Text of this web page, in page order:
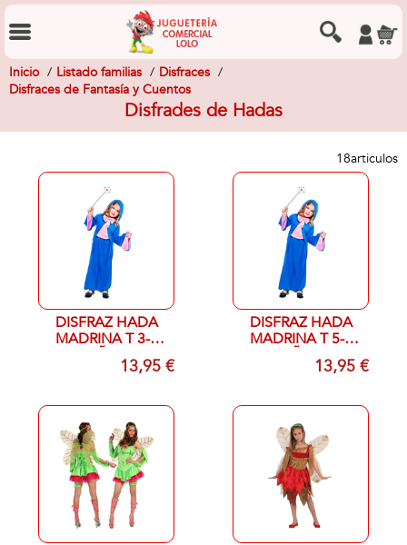
Inicio Listado familias
Disfraces
Disfraces de Fantasía y Cuentos
Disfrades de Hadas
18articulos
DISFRAZ HADA
MADRINA T 3-4
AÑOS13,95 €
DISFRAZ HADA
MADRINA T 5-6
AÑOS13,95 €